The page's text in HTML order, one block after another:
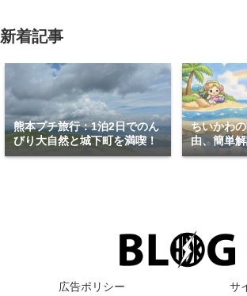
新着記事
熊本プチ旅行：1泊2日でのん
びり大自然と城下町を満喫！
ちいかわ
由、簡単
わ 人魚の
広告ポリシー サ